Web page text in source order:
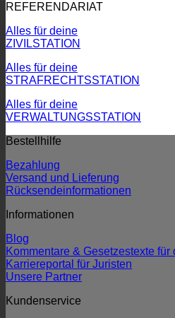
REFERENDARIAT
Alles für deine
ZIVILSTATION
Alles für deine
STRAFRECHTSSTATION
Alles für deine
VERWALTUNGSSTATION
Bestellhilfe
Bezahlung
Versand und Lieferung
Rücksendeinformationen
Informationen
Blog
Kommentare & Gesetzestexte
Karriereportal für Juristen
Unsere Partner
Kundenservice